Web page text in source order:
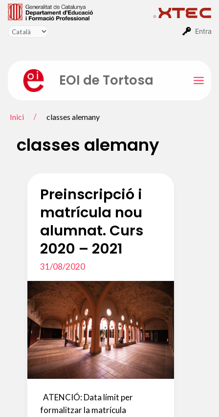
Entra
Vés
contingut
EOI de Tortosa
Inici classes alemany
classes alemany
Preinscripció i
matrícula nou
alumnat. Curs
2020 – 2021
31/08/2020
ATENCIÓ: Data límit per
formalitzar la matrícula